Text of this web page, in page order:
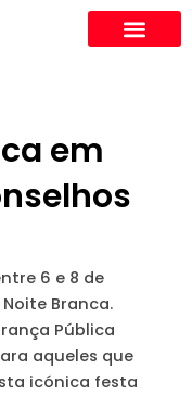
em
6 e 8 de
Branca.
Pública
aqueles que
icónica festa